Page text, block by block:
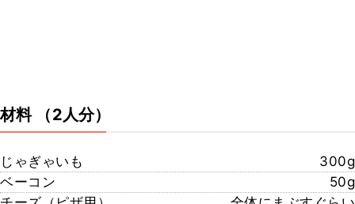
材料 （2人分）
じゃぎゃいも
300g
ベーコン
50g